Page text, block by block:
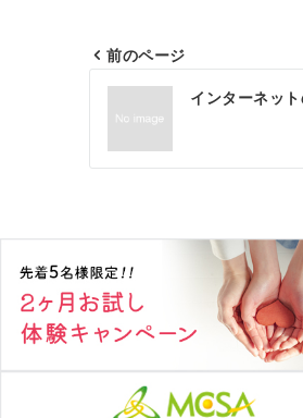
投
ナ
ゲ
ー
シ
ョ
前のページ
インターネッ